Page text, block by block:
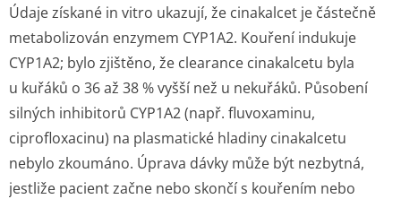
Údaje získané in vitro ukazují, že cinakalcet je částečně
metabolizován enzymem CYP1A2. Kouření indukuje
CYP1A2; bylo zjištěno, že clearance cinakalcetu byla
u kuřáků o 36 až 38 % vyšší než u nekuřáků. Působení
silných inhibitorů CYP1A2 (např. fluvoxaminu,
ciprofloxacinu) na plasmatické hladiny cinakalcetu
nebylo zkoumáno. Úprava dávky může být nezbytná,
jestliže pacient začne nebo skončí s kouřením nebo